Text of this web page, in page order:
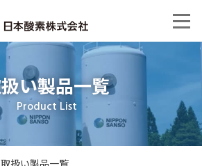
い製品一覧
Product List
取扱い製品一覧